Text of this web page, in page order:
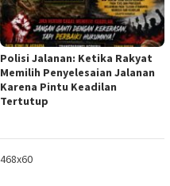
Polisi Jalanan: Ketika Rakyat
Memilih Penyelesaian Jalanan
Karena Pintu Keadilan
Tertutup